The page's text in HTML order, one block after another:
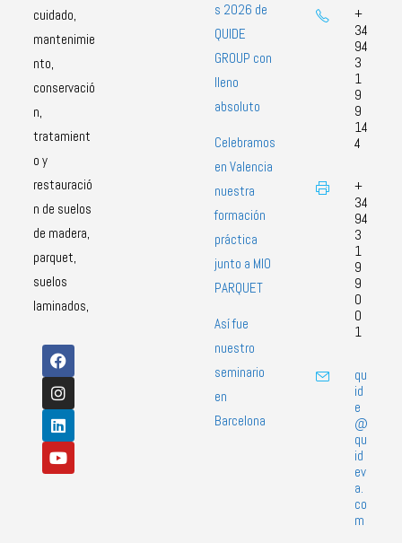
cuidado,
mantenimie
nto,
conservació
n,
tratamient
o y
restauració
n de suelos
de madera,
parquet,
suelos
laminados,
s 2026 de
QUIDE
GROUP con
lleno
absoluto
Celebramos
en Valencia
nuestra
formación
práctica
junto a MIO
PARQUET
Así fue
nuestro
seminario
en
Barcelona
+
34
94
3
1
9
9
14
4
+
34
94
3
1
9
9
0
0
1
qu
id
e
@
qu
id
ev
a.
co
m